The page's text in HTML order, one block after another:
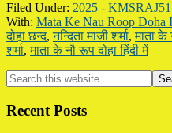
Filed Under: 2025 -
With: Mata Ke Nau Roop Doha
दोहा छन्द,नन्दिता माजी शर्मा,माता के
शर्मा,माता के नौ रूप दोहा हिंदी में
Primary
Sidebar
Search
this
website
Recent Posts